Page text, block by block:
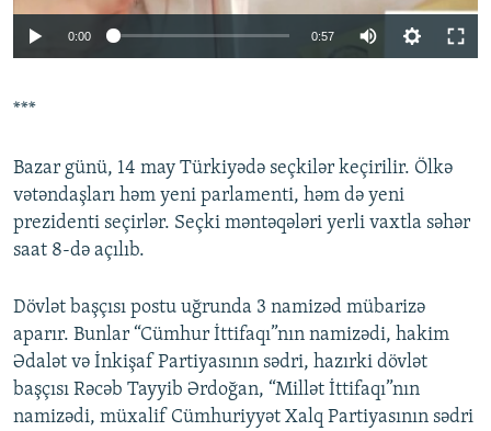
720p 1080p
0:00 0:57
1080p
***
Bazar günü, 14 may Türkiyədə seçkilər keçirilir. Ölkə
vətəndaşları həm yeni parlamenti, həm də yeni
prezidenti seçirlər. Seçki məntəqələri yerli vaxtla səhər
saat 8-də açılıb.
Dövlət başçısı postu uğrunda 3 namizəd mübarizə
aparır. Bunlar “Cümhur İttifaqı”nın namizədi, hakim
Ədalət və İnkişaf Partiyasının sədri, hazırki dövlət
başçısı Rəcəb Tayyib Ərdoğan, “Millət İttifaqı”nın
namizədi, müxalif Cümhuriyyət Xalq Partiyasının sədri